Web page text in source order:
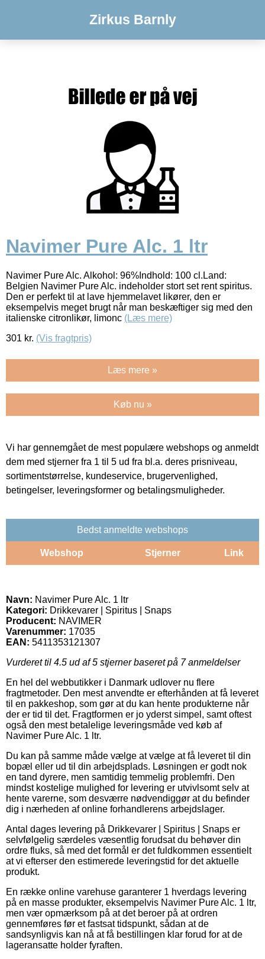
Zirkus Barnly
Navimer Pure Alc. 1 ltr
Navimer Pure Alc. Alkohol: 96%Indhold: 100 cl.Land:
Belgien Navimer Pure Alc. indeholder stort set rent spiritus.
Den er perfekt til at lave hjemmelavet likører, den er
eksempelvis meget brugt når man beskæftiger sig med den
italienske citronlikør, limonc (Læs mere)
301 kr. (Vis fragtpris)
Læs mere »
Køb nu »
Vi har gennemgået de mest populære webshops og anmeldt
dem med stjerner fra 1 til 5 ud fra bl.a. deres prisniveau,
sortimentstørrelse, kundeservice, brugervenlighed,
betingelser, leveringsformer og betalingsmuligheder.
Bedst anmeldte webshops
Webshop Stjerner Link
Navn: Navimer Pure Alc. 1 ltr
Kategori: Drikkevarer | Spiritus | Snaps
Producent: NAVIMER
Varenummer: 17035
EAN: 5411353121307
Vurderet til 4.5 ud af 5 stjerner baseret på 7anmeldelser
En hel del webbutikker i Danmark udlover nu flere
fragtmetoder. Den mest anvendte er efterhånden at få leveret
til en pakkeshop, som gør at du kan hente produkterne når
der er tid til det. Fragtformen er jo yderst simpel, samt oftest
også den mest betalelige leveringsmåde ved køb af
Navimer Pure Alc. 1 ltr.
Du kan på samme måde vælge at vælge at få leveret til din
bopæl eller ud til din arbejdsplads. Løsningen er godt nok
en tand dyrere, men samtidig temmelig problemfri. Den
mindst kostelige mulighed for levering er utvivlsomt selv at
hente varerne, som desværre nødvendiggør at du befinder
dig i nærheden af online forhandlerens arbejdslager.
Antal dages levering på Drikkevarer | Spiritus | Snaps er
selvfølgelig særdeles væsentlig forudsat du behøver din
ordre fluks, så med det formål er det fuldkommen essentielt
at vi efterser den estimerede leveringstid for det aktuelle
produkt.
En række online varehuse garanterer 1 hverdags levering
på en masse produkter, eksempelvis Navimer Pure Alc. 1 ltr,
men vær opmærksom på at det beroer på at ordren
gennemføres før et fastsat tidspunkt, sådan at de
sandsynligvis kan nå at få bestillingen klar forud for at de
lageransatte holder fyraften.